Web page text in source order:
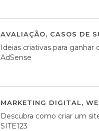
AVALIAÇÃO, CASOS DE
Ideias criativas para ganhar
AdSense
MARKETING DIGITAL,
Descubra como criar um
SITE123